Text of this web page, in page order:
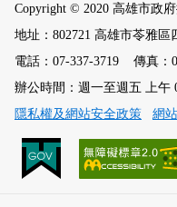
Copyright © 2020 高雄市政
地址：802721 高雄市苓雅區
電話：07-337-3719 傳真：
辦公時間：週一至週五 上午
隱私權及網站安全政策
網